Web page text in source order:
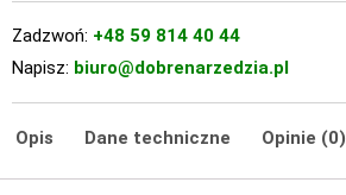
Zadzwoń: +48 59 814 40 44
Napisz: biuro@dobrenarzedzia.pl
Opis Dane techniczne Opinie (0)